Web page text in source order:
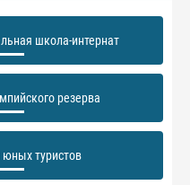
школа-интернат
резерва
туристов